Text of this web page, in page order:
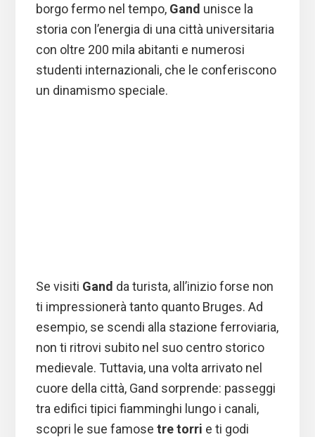
borgo fermo nel tempo, Gand unisce la
storia con l’energia di una città universitaria
con oltre 200 mila abitanti e numerosi
studenti internazionali, che le conferiscono
un dinamismo speciale.
Se visiti Gand da turista, all’inizio forse non
ti impressionerà tanto quanto Bruges. Ad
esempio, se scendi alla stazione ferroviaria,
non ti ritrovi subito nel suo centro storico
medievale. Tuttavia, una volta arrivato nel
cuore della città, Gand sorprende: passeggi
tra edifici tipici fiamminghi lungo i canali,
scopri le sue famose tre torri e ti godi